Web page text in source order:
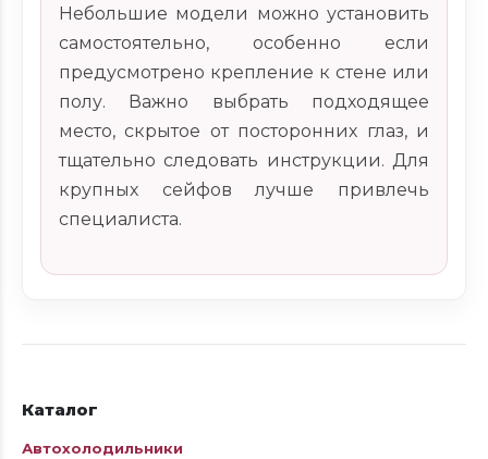
Небольшие модели можно установить
самостоятельно, особенно если
предусмотрено крепление к стене или
полу. Важно выбрать подходящее
место, скрытое от посторонних глаз, и
тщательно следовать инструкции. Для
крупных сейфов лучше привлечь
специалиста.
Каталог
Автохолодильники